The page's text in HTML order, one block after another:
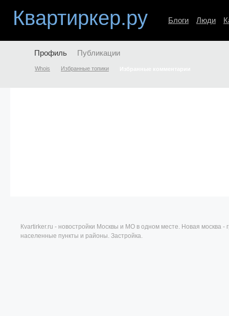
Квартиркер.ру Блоги Люди
Профиль
Whois Избранные топики
Публикации
Кvartirker.ru - новостройки Москвы и МО в одном месте. Новая москва
населенные пункты и районы. Застройка.